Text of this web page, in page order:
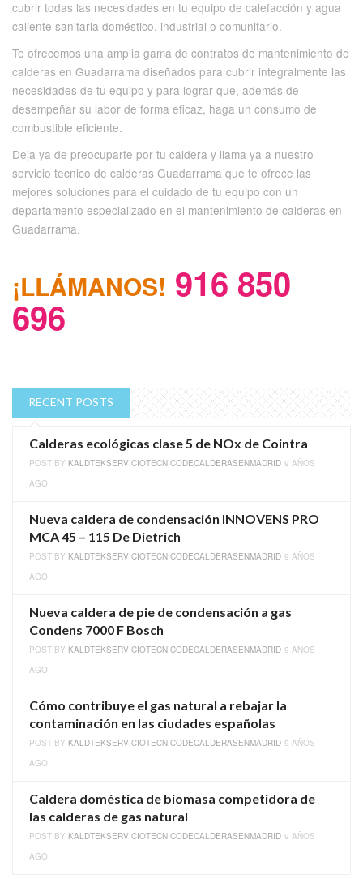
cubrir todas las necesidades en tu equipo de calefacción y agua
caliente sanitaria doméstico, industrial o comunitario.
Te ofrecemos una amplia gama de contratos de mantenimiento de
calderas en Guadarrama diseñados para cubrir integralmente las
necesidades de tu equipo y para lograr que, además de
desempeñar su labor de forma eficaz, haga un consumo de
combustible eficiente.
Deja ya de preocuparte por tu caldera y llama ya a nuestro
servicio tecnico de calderas Guadarrama que te ofrece las
mejores soluciones para el cuidado de tu equipo con un
departamento especializado en el mantenimiento de calderas en
Guadarrama.
¡LLÁMANOS! 916 850
696
RECENT POSTS
Calderas ecológicas clase 5 de NOx de Cointra
POST BY KALDTEKSERVICIOTECNICODECALDERASENMADRID 9 AÑOS
AGO
Nueva caldera de condensación INNOVENS PRO
MCA 45 – 115 De Dietrich
POST BY KALDTEKSERVICIOTECNICODECALDERASENMADRID 9 AÑOS
AGO
Nueva caldera de pie de condensación a gas
Condens 7000 F Bosch
POST BY KALDTEKSERVICIOTECNICODECALDERASENMADRID 9 AÑOS
AGO
Cómo contribuye el gas natural a rebajar la
contaminación en las ciudades españolas
POST BY KALDTEKSERVICIOTECNICODECALDERASENMADRID 9 AÑOS
AGO
Caldera doméstica de biomasa competidora de
las calderas de gas natural
POST BY KALDTEKSERVICIOTECNICODECALDERASENMADRID 9 AÑOS
AGO